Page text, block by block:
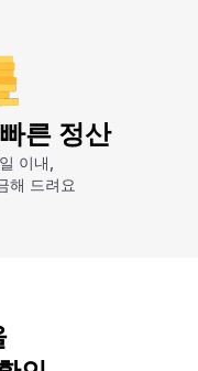
른 정산
이내,
해 드려요